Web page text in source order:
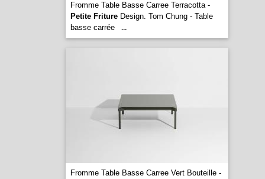
Fromme Table Basse Carree Terracotta -
Petite FritureDesign. Tom Chung - Table
basse carrée
...
Fromme Table Basse Carree Vert Bouteille -